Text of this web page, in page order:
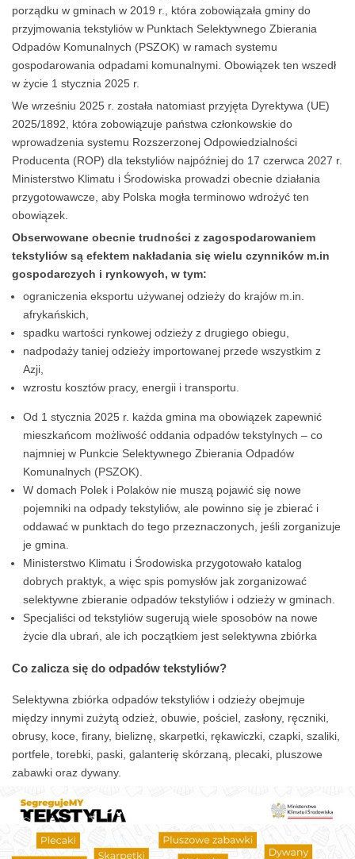
porządku w gminach w 2019 r., która zobowiązała gminy do
przyjmowania tekstyliów w Punktach Selektywnego Zbierania
Odpadów Komunalnych (PSZOK) w ramach systemu
gospodarowania odpadami komunalnymi. Obowiązek ten wszedł
w życie 1 stycznia 2025 r.
We wrześniu 2025 r. została natomiast przyjęta Dyrektywa (UE)
2025/1892, która zobowiązuje państwa członkowskie do
wprowadzenia systemu Rozszerzonej Odpowiedzialności
Producenta (ROP) dla tekstyliów najpóźniej do 17 czerwca 2027 r.
Ministerstwo Klimatu i Środowiska prowadzi obecnie działania
przygotowawcze, aby Polska mogła terminowo wdrożyć ten
obowiązek.
Obserwowane obecnie trudności z zagospodarowaniem
tekstyliów są efektem nakładania się wielu czynników m.in
gospodarczych i rynkowych, w tym:
ograniczenia eksportu używanej odzieży do krajów m.in.
afrykańskich,
spadku wartości rynkowej odzieży z drugiego obiegu,
nadpodaży taniej odzieży importowanej przede wszystkim z
Azji,
wzrostu kosztów pracy, energii i transportu.
Od 1 stycznia 2025 r. każda gmina ma obowiązek zapewnić
mieszkańcom możliwość oddania odpadów tekstylnych – co
najmniej w Punkcie Selektywnego Zbierania Odpadów
Komunalnych (PSZOK).
W domach Polek i Polaków nie muszą pojawić się nowe
pojemniki na odpady tekstyliów, ale powinno się je zbierać i
oddawać w punktach do tego przeznaczonych, jeśli zorganizuje
je gmina.
Ministerstwo Klimatu i Środowiska przygotowało katalog
dobrych praktyk, a więc spis pomysłów jak zorganizować
selektywne zbieranie odpadów tekstyliów i odzieży w gminach.
Specjaliści od tekstyliów sugerują wiele sposobów na nowe
życie dla ubrań, ale ich początkiem jest selektywna zbiórka
Co zalicza się do odpadów tekstyliów?
Selektywna zbiórka odpadów tekstyliów i odzieży obejmuje
między innymi zużytą odzież, obuwie, pościel, zasłony, ręczniki,
obrusy, koce, firany, bieliznę, skarpetki, rękawiczki, czapki, szaliki,
portfele, torebki, paski, galanterię skórzaną, plecaki, pluszowe
zabawki oraz dywany.